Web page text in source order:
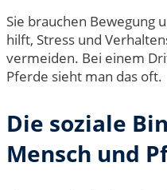
Sie brauchen Bewegung
hilft, Stress und
vermeiden. Bei einem
Pferde sieht man das oft.
Die soziale
Mensch und